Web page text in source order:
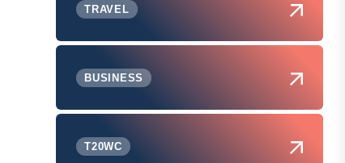
TRAVEL
BUSINESS
T20WC